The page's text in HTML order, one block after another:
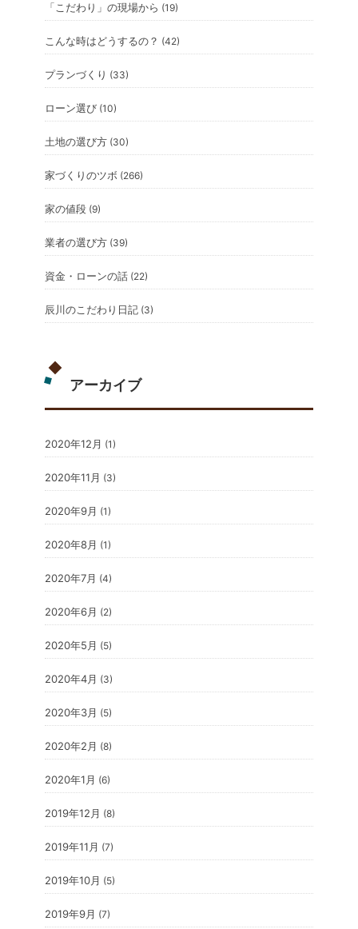
「こだわり」の現場から (19)
こんな時はどうするの？ (42)
プランづくり (33)
ローン選び (10)
土地の選び方 (30)
家づくりのツボ (266)
家の値段 (9)
業者の選び方 (39)
資金・ローンの話 (22)
辰川のこだわり日記 (3)
アーカイブ
2020年12月 (1)
2020年11月 (3)
2020年9月 (1)
2020年8月 (1)
2020年7月 (4)
2020年6月 (2)
2020年5月 (5)
2020年4月 (3)
2020年3月 (5)
2020年2月 (8)
2020年1月 (6)
2019年12月 (8)
2019年11月 (7)
2019年10月 (5)
2019年9月 (7)